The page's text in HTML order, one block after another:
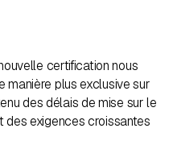
certification nous
manière plus exclusive sur
des délais de mise sur le
des exigences croissantes